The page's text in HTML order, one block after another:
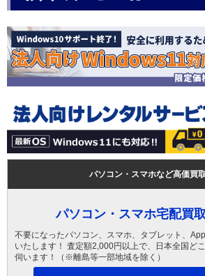
パソコン・スマホなど高価買
パソコン・スマホ宅配買
不要になったパソコン、スマホ、タブレット、
いたします！ 査定額2,000円以上で、日本全国ど
伺います！（※離島等一部地域を除く）